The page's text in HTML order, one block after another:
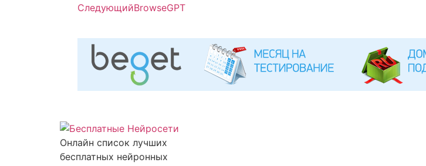
СледующийBrowseGPT
Онлайн список лучших
бесплатных нейронных